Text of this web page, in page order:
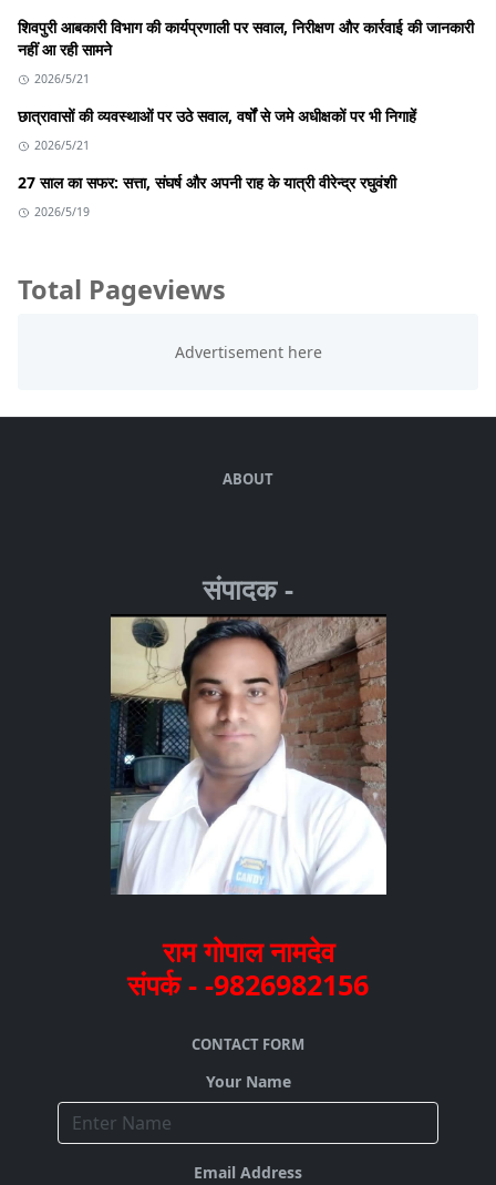
शिवपुरी आबकारी विभाग की कार्यप्रणाली पर सवाल, निरीक्षण और कार्रवाई की जानकारी
नहीं आ रही सामने
2026/5/21
छात्रावासों की व्यवस्थाओं पर उठे सवाल, वर्षों से जमे अधीक्षकों पर भी निगाहें
2026/5/21
27 साल का सफर: सत्ता, संघर्ष और अपनी राह के यात्री वीरेन्द्र रघुवंशी
2026/5/19
Total Pageviews
ABOUT
संपादक -
राम गोपाल नामदेव
संपर्क - -9826982156
CONTACT FORM
Your Name
Email Address